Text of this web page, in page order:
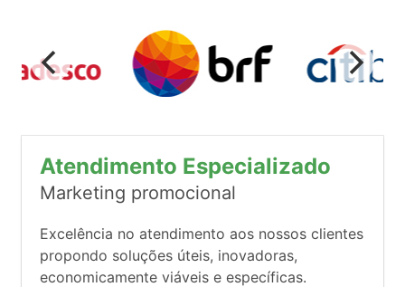
Atendimento Especializado
Marketing promocional
Excelência no atendimento aos nossos clientes
propondo soluções úteis, inovadoras,
economicamente viáveis e específicas.